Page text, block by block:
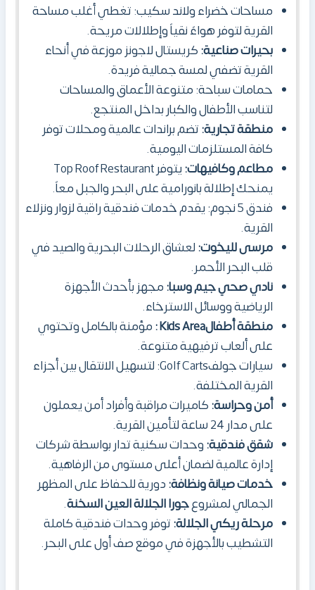
مساحات خضراء ولاند سكيب:تغطي أغلب مساحة
القريةلتوفر هواءً نقياً وإطلالات مريحة.
بحيرات صناعية:كريستال لاجونز موزعة في أنحاء
القرية تضفي لمسة جمالية فريدة.
حمامات سباحة:متنوعة الأعماق والمساحات
لتناسب الأطفال والكبار بداخلالمنتجع.
منطقة تجارية:تضم براندات عالمية ومحلات توفر
كافة المستلزمات اليومية.
مطاعم وكافيهات:
يتوفر Top Roof Restaurant
يمنحك إطلالة بانورامية على البحر والجبل معاً.
فندق 5 نجوم:
يقدم خدمات فندقية راقية لزوار ونزلاء
القرية.
مرسى لليخوت:لعشاق الرحلات البحرية والصيد في
قلب البحر الأحمر.
نادي صحي جيم وسبا:مجهز بأحدث الأجهزة
الرياضية ووسائل الاسترخاء.
منطقة أطفالKids Area :
مؤمنة بالكامل وتحتوي
على ألعاب ترفيهية متنوعة.
سيارات جولفGolf Carts:
لتسهيل الانتقال بين أجزاء
القريةالمختلفة.
أمن وحراسة:كاميرات مراقبة وأفراد أمن يعملون
على مدار 24 ساعة لتأمين القرية.
شقق فندقية:وحدات سكنية تدار بواسطة شركات
إدارة عالمية لضمان أعلى مستوى من الرفاهية.
خدمات صيانة ونظافة:دورية للحفاظ على المظهر
الجمالي لمشروعجورا الجلالة العين السخنة.
مرحلة ريكي الجلالة:توفر وحدات فندقية كاملة
التشطيب بالأجهزة في موقع صف أول على البحر.